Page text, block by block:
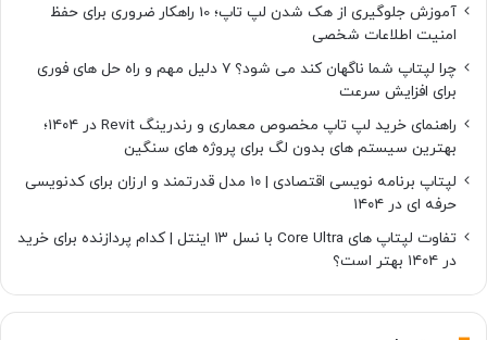
آموزش جلوگیری از هک شدن لپ تاپ؛ 10 راهکار ضروری برای حفظ
امنیت اطلاعات شخصی
چرا لپتاپ شما ناگهان کند می شود؟ ۷ دلیل مهم و راه حل های فوری
برای افزایش سرعت
راهنمای خرید لپ تاپ مخصوص معماری و رندرینگ Revit در ۱۴۰۴؛
بهترین سیستم های بدون لگ برای پروژه های سنگین
لپتاپ برنامه نویسی اقتصادی | ۱۰ مدل قدرتمند و ارزان برای کدنویسی
حرفه ای در ۱۴۰۴
تفاوت لپتاپ های Core Ultra با نسل ۱۳ اینتل | کدام پردازنده برای خرید
در ۱۴۰۴ بهتر است؟